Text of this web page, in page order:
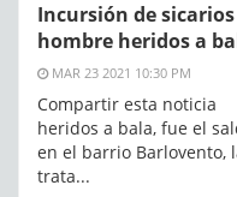
Incursión de
hombre heridos a
MAR 23 2021 10:30 PM
Compartir esta
heridos a bala, fue el
en el barrio Barlovento,
trata...